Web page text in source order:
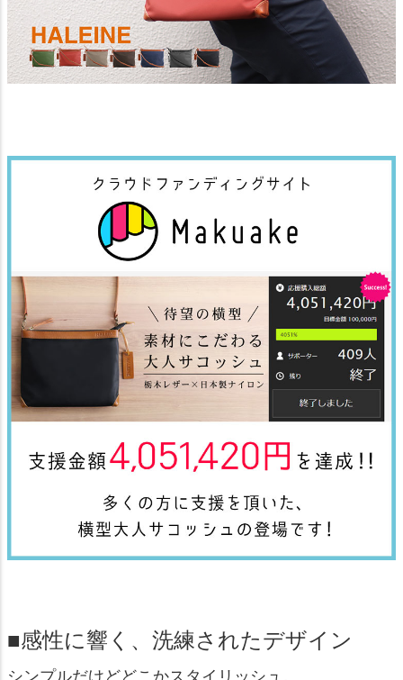
■感性に響く、洗練されたデザイン
シンプルだけどどこかスタイリッシュ。